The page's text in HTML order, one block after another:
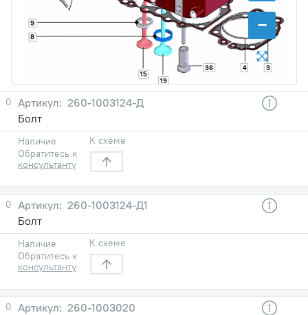
−
3
4
8
9
15
19
36
0
260-1003124-Д
Болт
Наличие
Обратитесь к
консультанту
К схеме
0
260-1003124-Д1
Болт
Наличие
Обратитесь к
консультанту
К схеме
0
260-1003020